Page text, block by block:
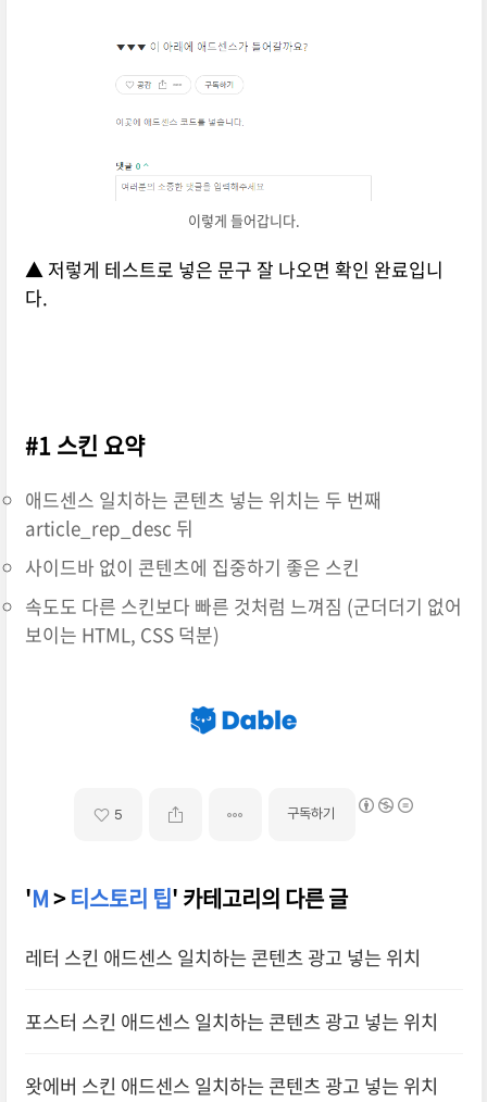
이렇게 들어갑니다.
▲ 저렇게 테스트로 넣은 문구 잘 나오면 확인 완료입니
다.
#1 스킨 요약
애드센스 일치하는 콘텐츠 넣는 위치는 두 번째
article_rep_desc 뒤
사이드바 없이 콘텐츠에 집중하기 좋은 스킨
속도도 다른 스킨보다 빠른 것처럼 느껴짐 (군더더기 없어
보이는 HTML, CSS 덕분)
5 구독하기
'M>티스토리 팁' 카테고리의 다른 글
레터 스킨 애드센스 일치하는 콘텐츠 광고 넣는 위치
포스터 스킨 애드센스 일치하는 콘텐츠 광고 넣는 위치
왓에버 스킨 애드센스 일치하는 콘텐츠 광고 넣는 위치